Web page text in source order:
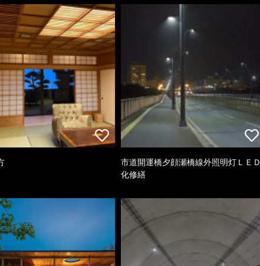
市道開運橋夕顔瀬橋線外照明灯ＬＥＤ
化修繕